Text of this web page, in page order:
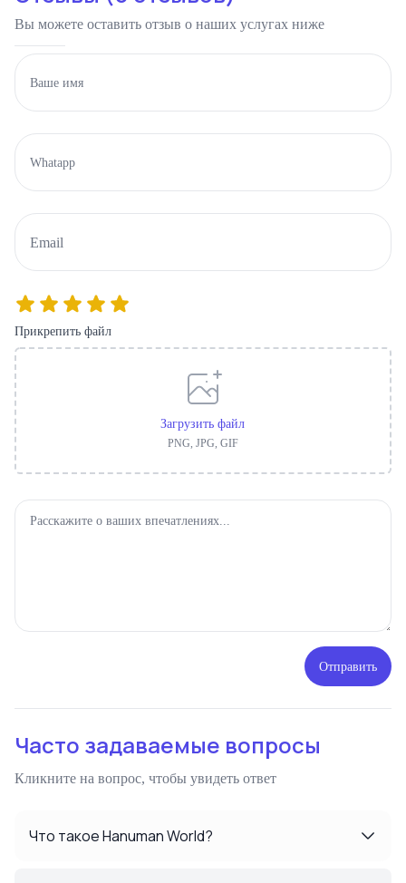
Вы можете оставить отзыв о наших услугах ниже
Прикрепить файл
Загрузить файл
PNG, JPG, GIF
Отправить
Часто задаваемые вопросы
Кликните на вопрос, чтобы увидеть ответ
Что такое Hanuman World?